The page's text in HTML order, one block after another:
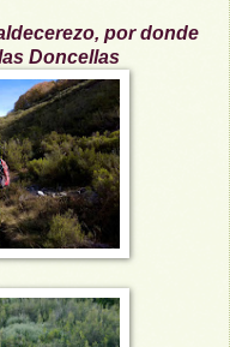
por donde
Doncellas